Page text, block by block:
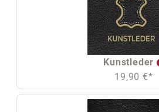
Kunstleder
19,90 €*